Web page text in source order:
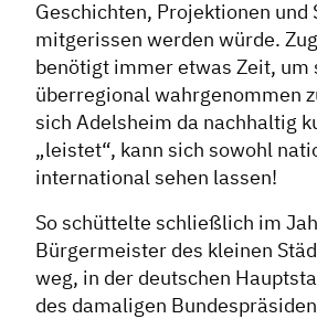
Geschichten, Projektionen und
mitgerissen werden würde.
benötigt immer etwas Zeit, um
überregional wahrgenommen
sich Adelsheim da nachhaltig
„leistet“, kann sich sowohl
international sehen lassen!
So schüttelte schließlich im
Bürgermeister des kleinen
weg, in der deutschen
des damaligen